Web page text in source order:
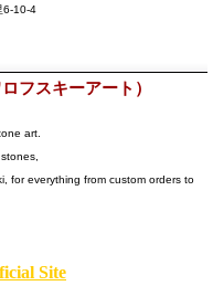
6-10-4
フスキーアート）
art.
for everything from custom orders to
Site